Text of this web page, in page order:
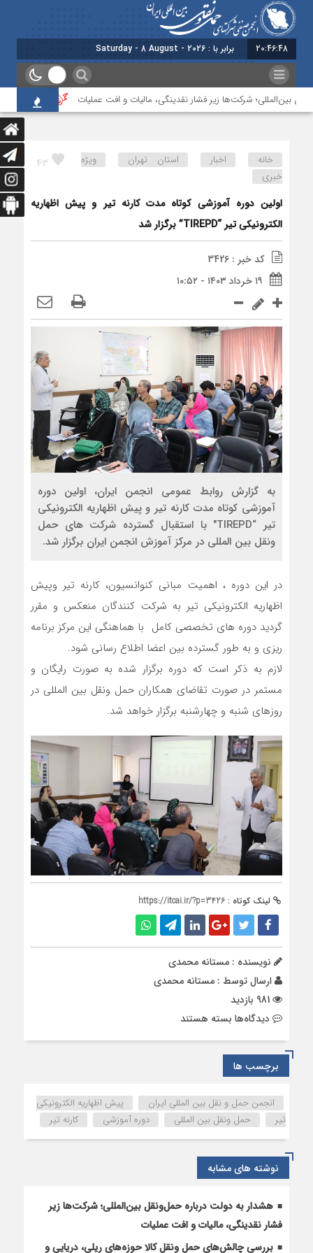
20:46:48 برابر با : Saturday - 8 August - 2026
بین‌المللی؛ شرکت‌ها زیر فشار نقدینگی، مالیات و افت عملیات بررسی
43 خانه اخبار استان تهران
ویژه
خبری
اولین دوره آموزشی کوتاه مدت کارنه تیر و پیش اظهاریه
الکترونیکی تیر “TIREPD” برگزار شد
کد خبر : 3426
۱۹ خرداد ۱۴۰۳ - ۱۰:۵۲
به گزارش روابط عمومی انجمن ایران، اولین دوره
آموزشی کوتاه مدت کارنه تیر و پیش اظهاریه الکترونیکی
تیر “TIREPD" با استقبال گسترده شرکت های حمل
ونقل بین المللی در مرکز آموزش انجمن ایران برگزار شد.
در این دوره ، اهمیت مبانی کنوانسیون، کارنه تیر وپیش
اظهاریه الکترونیکی تیر به شرکت کنندگان منعکس و مقرر
گردید دوره های تخصصی کامل با هماهنگی این مرکز برنامه
ریزی و به طور گسترده بین اعضا اطلاع رسانی شود.
لازم به ذکر است که دوره برگزار شده به صورت رایگان و
مستمر در صورت تقاضای همکاران حمل ونقل بین المللی در
روزهای شنبه و چهارشنبه برگزار خواهد شد.
لینک کوتاه : https://itcai.ir/?p=3426
نویسنده : مستانه محمدی
ارسال توسط : مستانه محمدی
دیدگاه‌ها برای
کوتاه
مدت
کارنه
تیر
و
پیش
اظهاریه
تیر
برگزار
شد
بسته هستند
برچسب ها
انجمن حمل و نقل بین المللی ایران
پیش اظهاریه الکترونیکی
تیر
حمل ونقل بین المللی دوره آموزشی کارنه تیر
نوشته های مشابه
هشدار به دولت درباره حمل‌ونقل بین‌المللی؛ شرکت‌ها زیر
فشار نقدینگی، مالیات و افت عملیات
بررسی چالش‌های حمل ونقل کالا حوزه‌های ریلی، دریایی و